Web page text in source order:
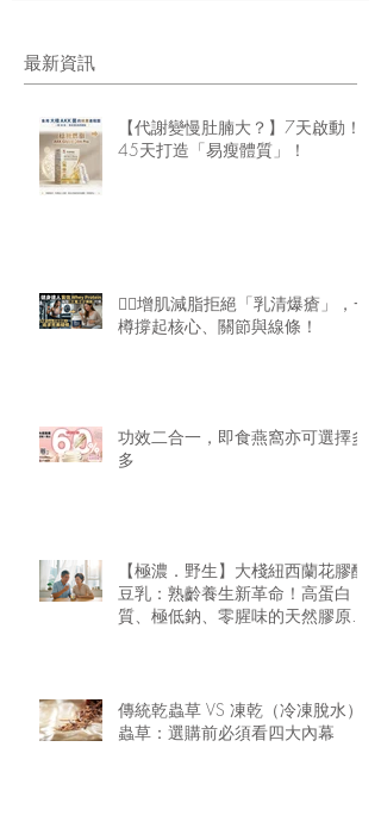
最新資訊
【代謝變慢肚腩大？】7天啟動！
45天打造「易瘦體質」！
🏋️‍♂️增肌減脂拒絕「乳清爆瘡」，一
樽撐起核心、關節與線條！
功效二合一，即食燕窩亦可選擇多
多
【極濃．野生】大棧紐西蘭花膠醇
豆乳：熟齡養生新革命！高蛋白
質、極低鈉、零腥味的天然膠原精
傳統乾蟲草 VS 凍乾（冷凍脫水）
蟲草：選購前必須看四大內幕